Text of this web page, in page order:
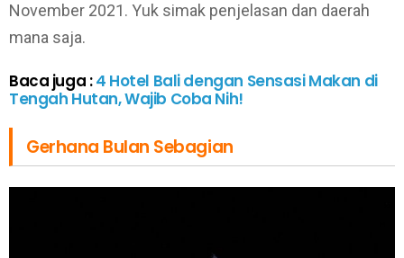
November 2021. Yuk simak penjelasan dan daerah
mana saja.
Baca juga :4 Hotel Bali dengan Sensasi Makan di
Tengah Hutan, Wajib Coba Nih!
Gerhana Bulan Sebagian